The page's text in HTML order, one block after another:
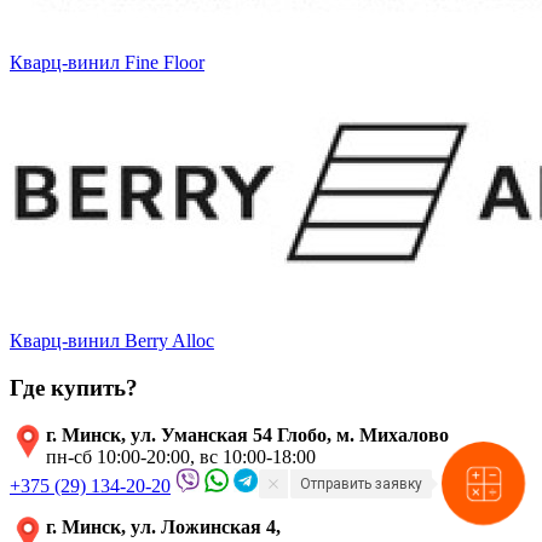
Кварц-винил Fine Floor
Кварц-винил Berry Alloc
Где купить?
г. Минск, ул. Уманская 54 Глобо, м. Михалово
пн-сб 10:00-20:00, вс 10:00-18:00
+375 (29) 134-20-20
г. Минск, ул. Ложинская 4,
Отправить заявку